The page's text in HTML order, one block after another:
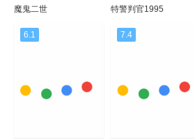
魔鬼二世 特警判官1995
6.1 7.4